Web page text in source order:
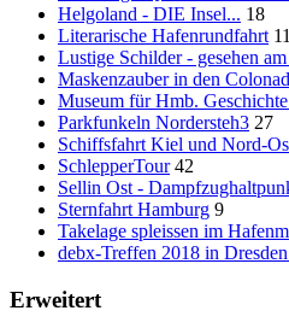
Helgoland - DIE Insel... 18
Literarische Hafenrundfahrt 11
Lustige Schilder - gesehen
Maskenzauber in den
Museum für Hmb.
Parkfunkeln Nordersteh3 27
Schiffsfahrt Kiel und Nord-
SchlepperTour 42
Sellin Ost -
Sternfahrt Hamburg 9
Takelage spleissen im
debx-Treffen 2018 in
Erweitert